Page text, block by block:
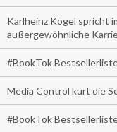
Karlheinz Kögel spricht
außergewöhnliche
#BookTok
Media Control kürt die
#BookTok